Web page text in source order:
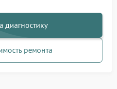
диагностику
ремонта